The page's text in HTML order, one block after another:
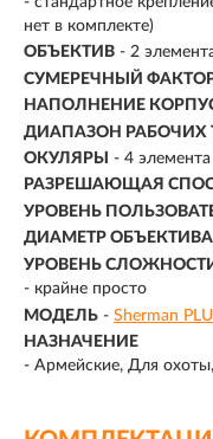
нет в комплекте)
ОБЪЕКТИВ - 2
СУМЕРЕЧНЫЙ
НАПОЛНЕНИЕ
ДИАПАЗОН РАБОЧИХ
ОКУЛЯРЫ
- 4
РАЗРЕШАЮЩАЯ
УРОВЕНЬ
ДИАМЕТР ОБЪЕКТИВА
УРОВЕНЬ
- крайне просто
МОДЕЛЬ - Sherman
НАЗНАЧЕНИЕ
- Армейские Для охоты